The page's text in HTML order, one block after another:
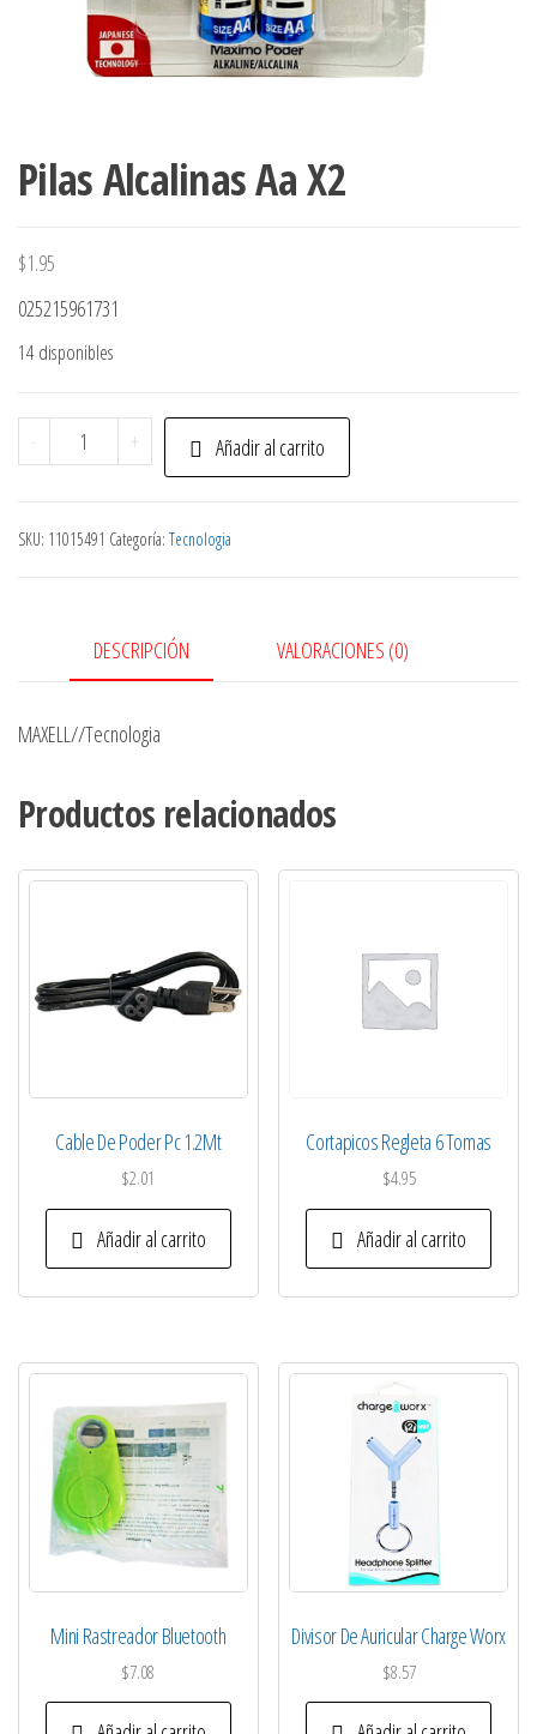
Pilas Alcalinas Aa X2
$1.95
025215961731
14 disponibles
-
Pilas
Alcalinas
X2
+ Añadir al carrito
SKU: 11015491 Categoría: Tecnologia
DESCRIPCIÓN VALORACIONES (0)
MAXELL//Tecnologia
Productos relacionados
Cable De Poder Pc 1.2Mt
$2.01
Añadir al carrito
Cortapicos Regleta 6 Tomas
$4.95
Añadir al carrito
Mini Rastreador Bluetooth
$7.08
Divisor De Auricular Charge Worx
$8.57